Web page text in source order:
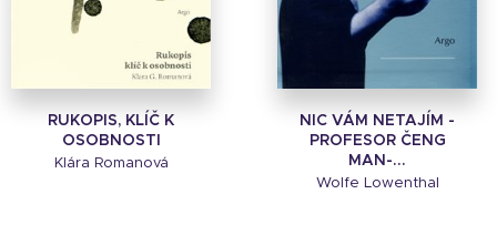
RUKOPIS, KLÍČ K
OSOBNOSTI
Klára Romanová
NIC VÁM NETAJÍM -
PROFESOR ČENG
MAN-...
Wolfe Lowenthal